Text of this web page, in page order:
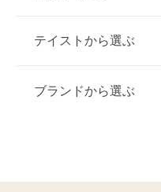
ご購入
10万円台以下
20万円～26万円未満
テイストから選ぶ
クラシック
クール
ブランドから選ぶ
イエベ秋におすすめ